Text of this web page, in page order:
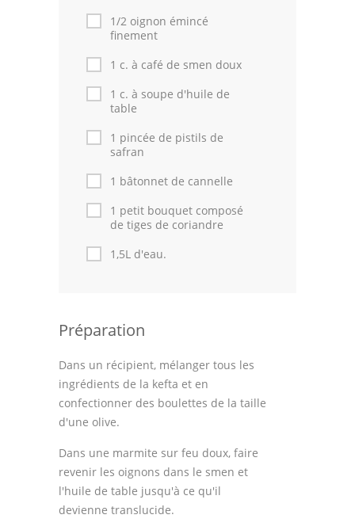
1/2 oignon émincé
finement
1 c. à café de smen doux
1 c. à soupe d'huile de
table
1 pincée de pistils de
safran
1 bâtonnet de cannelle
1 petit bouquet composé
de tiges de coriandre
1,5L d'eau.
Préparation
Dans un récipient, mélanger tous les
ingrédients de la kefta et en
confectionner des boulettes de la taille
d'une olive.
Dans une marmite sur feu doux, faire
revenir les oignons dans le smen et
l'huile de table jusqu'à ce qu'il
devienne translucide.